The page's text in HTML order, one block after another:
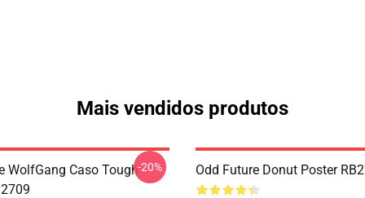
Mais vendidos produtos
WolfGang Caso Tough-20% Odd Future Donut Poster